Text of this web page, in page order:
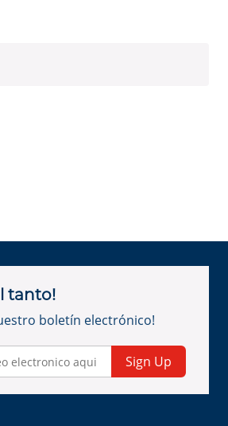
tanto!
boletín electrónico!
Sign Up